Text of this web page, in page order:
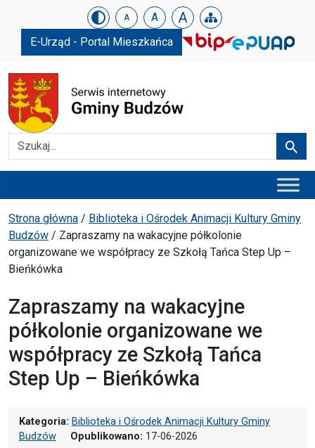
Urząd Gminy w Budzowie
Skip menu A A A
E-Urząd - Portal Mieszkańca
Szukaj
Ścieżka powrotu
Strona główna / Biblioteka i Ośrodek Animacji Kultury Gminy
Budzów / Zapraszamy na wakacyjne półkolonie
organizowane we współpracy ze Szkołą Tańca Step Up –
Bieńkówka
Zapraszamy na wakacyjne
półkolonie organizowane we
współpracy ze Szkołą Tańca
Step Up – Bieńkówka
Kategoria: Biblioteka i Ośrodek Animacji Kultury Gminy
Budzów
Opublikowano: 17-06-2026